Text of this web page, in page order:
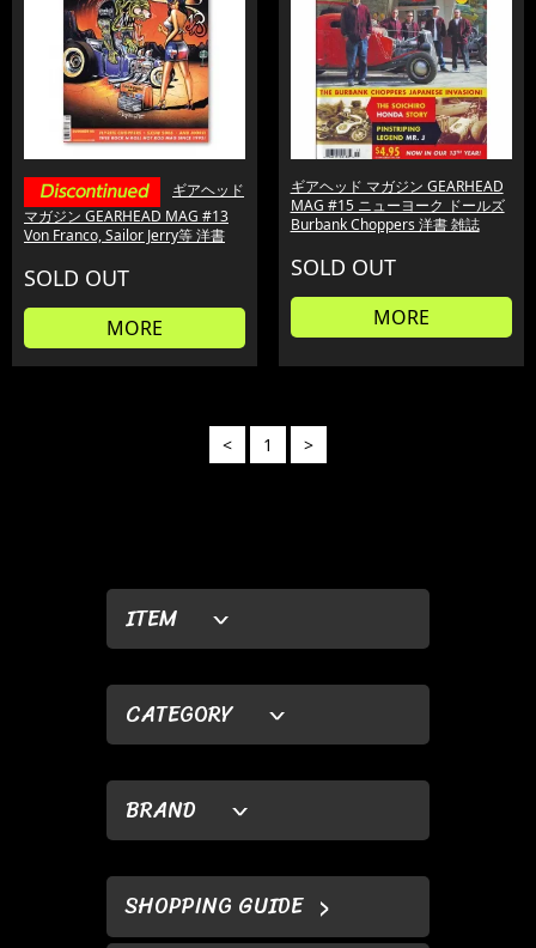
ITEM
CATEGORY
BRAND
SHOPPING GUIDE
ギアヘッド
マガジン GEARHEAD MAG #13
Von Franco, Sailor Jerry等 洋書
SOLD OUT
MORE
ギアヘッド マガジン GEARHEAD
MAG #15 ニューヨーク ドールズ
Burbank Choppers 洋書 雑誌
SOLD OUT
MORE
< 1 >